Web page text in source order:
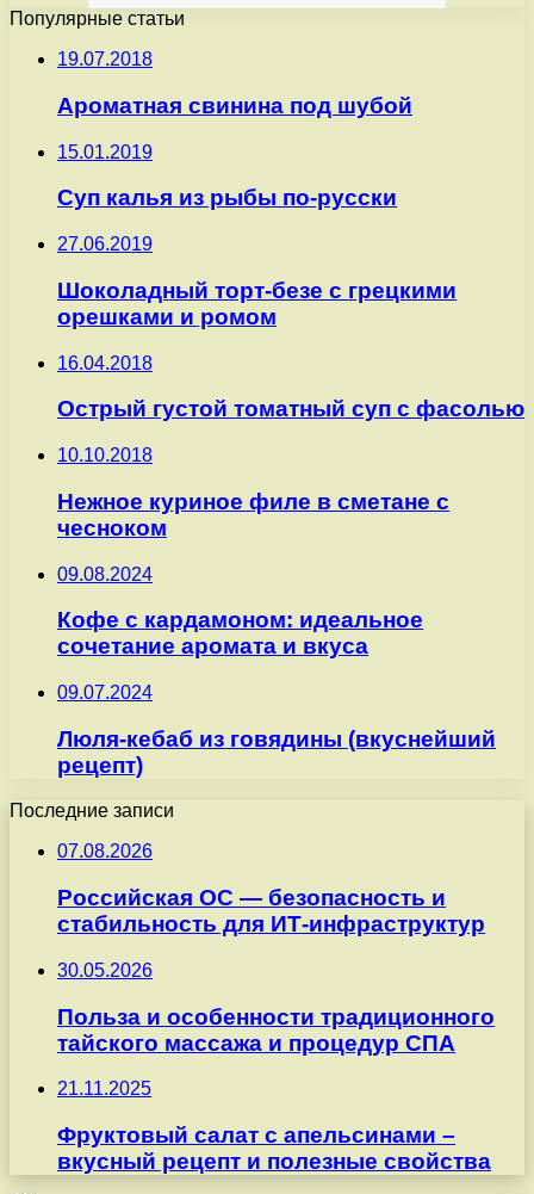
Популярные статьи
19.07.2018
Ароматная свинина под шубой
15.01.2019
Суп калья из рыбы по-русски
27.06.2019
Шоколадный торт-безе с грецкими
орешками и ромом
16.04.2018
Острый густой томатный суп с фасолью
10.10.2018
Нежное куриное филе в сметане с
чесноком
09.08.2024
Кофе с кардамоном: идеальное
сочетание аромата и вкуса
09.07.2024
Люля-кебаб из говядины (вкуснейший
рецепт)
Последние записи
07.08.2026
Российская ОС — безопасность и
стабильность для ИТ-инфраструктур
30.05.2026
Польза и особенности традиционного
тайского массажа и процедур СПА
21.11.2025
Фруктовый салат с апельсинами –
вкусный рецепт и полезные свойства